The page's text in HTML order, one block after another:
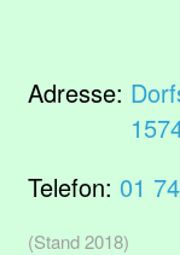
Adresse:
Telefon: 01
(Stand 2018)